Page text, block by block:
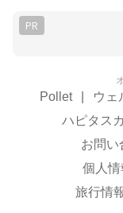
PR
Pollet ウェ
ハピタス
お問い
個人
旅行情